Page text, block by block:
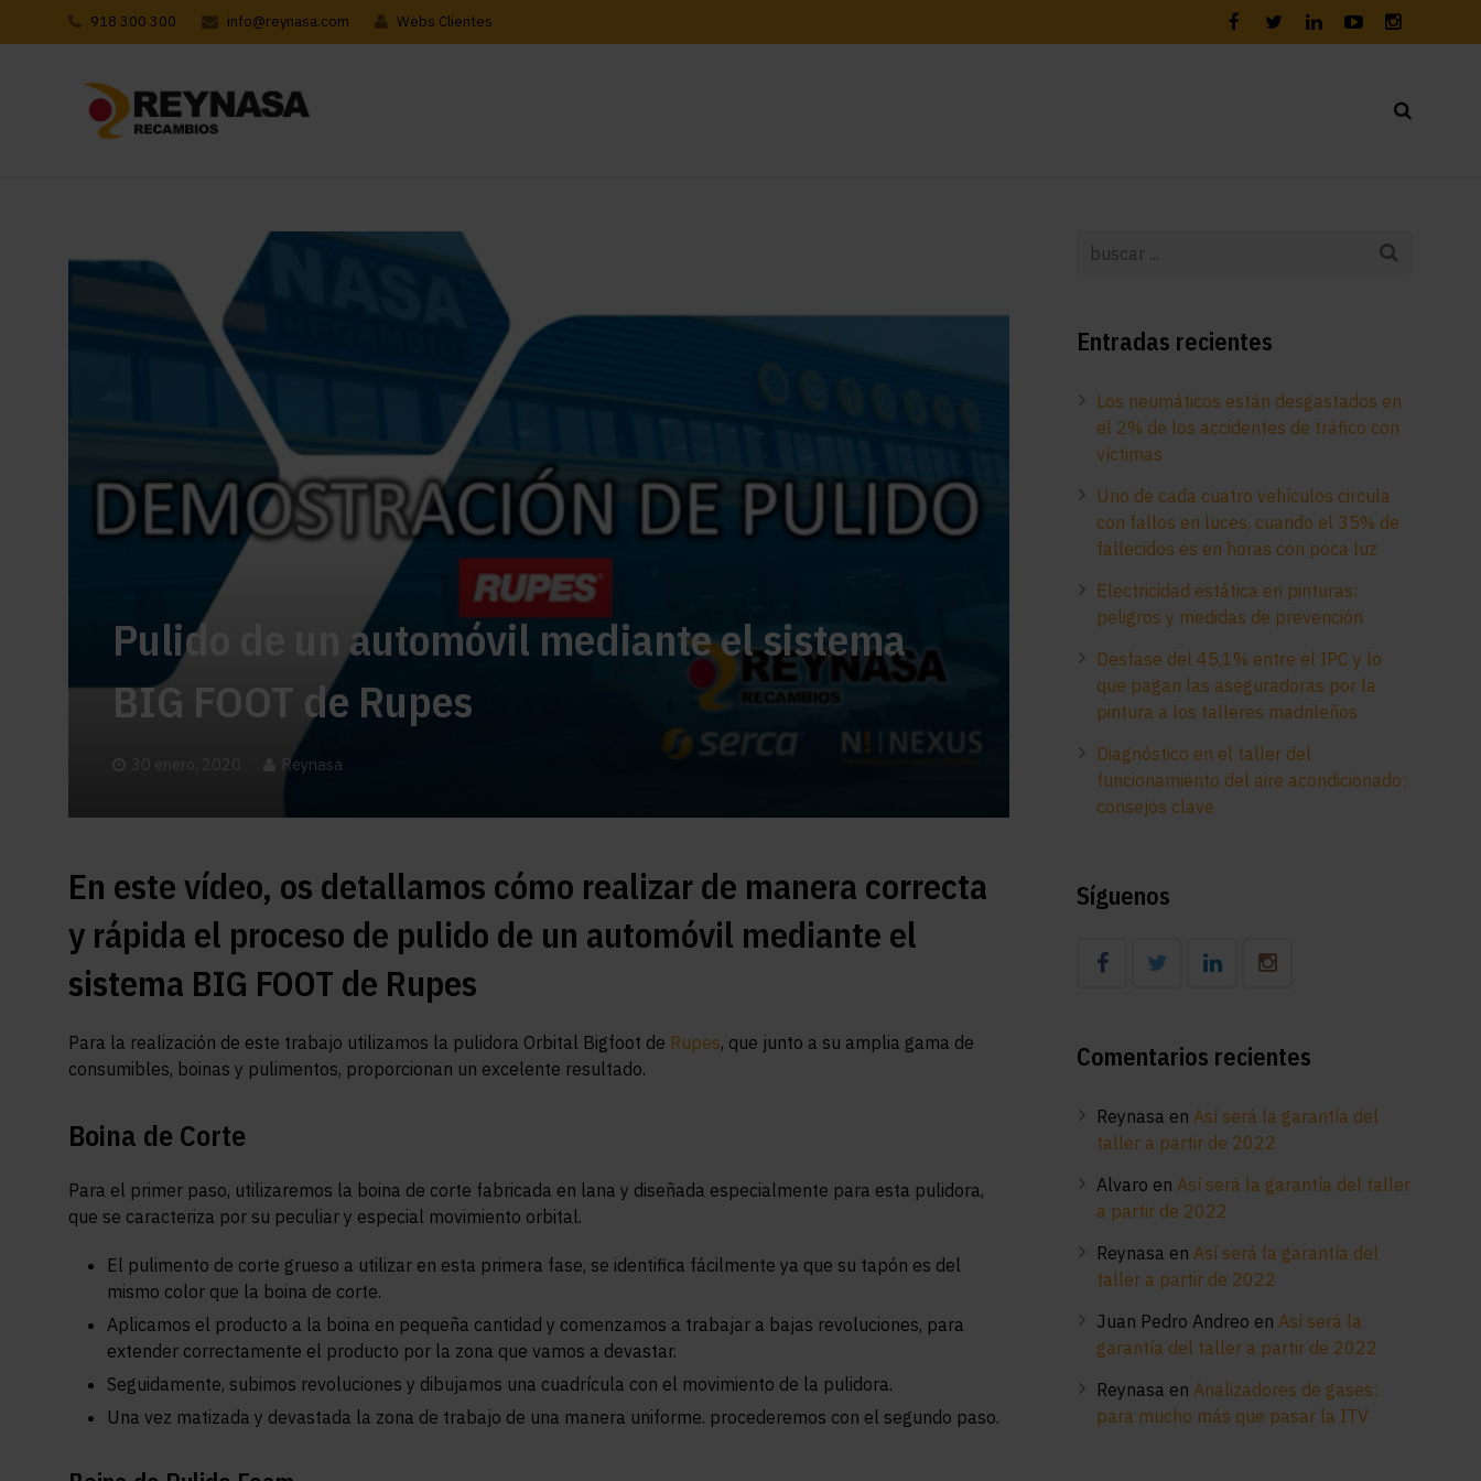
918 300 300 info@reynasa.com Webs Clientes
Pulido de un automóvil mediante el sistema
BIG FOOT de Rupes
Reynasa
En este vídeo, os detallamos cómo realizar de manera correcta
y rápida el proceso de pulido de un automóvil mediante el
sistema BIG FOOT de Rupes
Para la realización de este trabajo utilizamos la pulidora Orbital Bigfoot de Rupes, que junto a su amplia gama de
consumibles, boinas y pulimentos, proporcionan un excelente resultado.
Boina de Corte
Para el primer paso, utilizaremos la boina de corte fabricada en lana y diseñada especialmente para esta pulidora,
que se caracteriza por su peculiar y especial movimiento orbital.
El pulimento de corte grueso a utilizar en esta primera fase, se identifica fácilmente ya que su tapón es del
mismo color que la boina de corte.
Aplicamos el producto a la boina en pequeña cantidad y comenzamos a trabajar a bajas revoluciones, para
extender correctamente el producto por la zona que vamos a devastar.
Seguidamente, subimos revoluciones y dibujamos una cuadrícula con el movimiento de la pulidora.
Una vez matizada y devastada la zona de trabajo de una manera uniforme. procederemos con el segundo paso.
Entradas recientes
Los neumáticos están desgastados en
el 2% de los accidentes de tráfico con
víctimas
Uno de cada cuatro vehículos circula
con fallos en luces, cuando el 35% de
fallecidos es en horas con poca luz
Electricidad estática en pinturas:
peligros y medidas de prevención
Desfase del 45,1% entre el IPC y lo
que pagan las aseguradoras por la
pintura a los talleres madrileños
Diagnóstico en el taller del
funcionamiento del aire acondicionado:
consejos clave
Síguenos
Comentarios recientes
Reynasa en Así será la garantía del
taller a partir de 2022
Alvaro en Así será la garantía del taller
a partir de 2022
Reynasa en Así será la garantía del
taller a partir de 2022
Juan Pedro Andreo en Así será la
garantía del taller a partir de 2022
Reynasa en Analizadores de gases:
para mucho más que pasar la ITV